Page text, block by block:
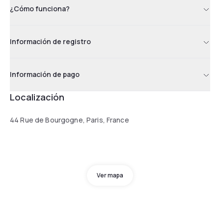
¿Cómo funciona?
Información de registro
Información de pago
Localización
44 Rue de Bourgogne, Paris, France
Ver mapa